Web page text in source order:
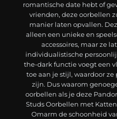
romantische date hebt of
vrienden, deze oorbellen
manier laten opvallen.
alleen een unieke en
accessoires, maar ze
individualistische
the-dark functie voegt een
toe aan je stijl, waardoor
zijn. Dus waarom
oorbellen als je deze
Studs Oorbellen met
Omarm de schoonheid